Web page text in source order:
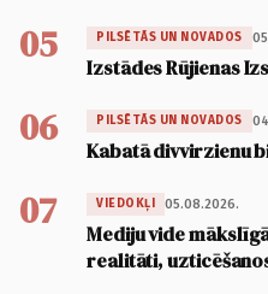
05 PILSĒTĀS UN NOVADOS
Izstādes Rūjienas
06 PILSĒTĀS UN NOVADOS
Kabatā divvirzienu
07 VIEDOKĻI 05.08.2026.
Mediju vide
realitāti,